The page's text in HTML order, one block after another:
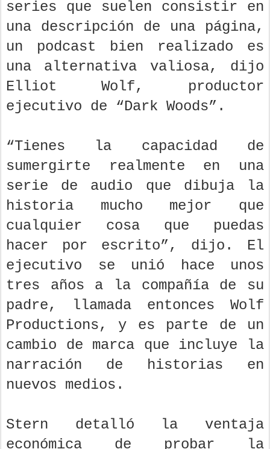
series que suelen consistir en
una descripción de una página,
un podcast bien realizado es
una alternativa valiosa, dijo
Elliot Wolf, productor
ejecutivo de “Dark Woods”.
“Tienes la capacidad de
sumergirte realmente en una
serie de audio que dibuja la
historia mucho mejor que
cualquier cosa que puedas
hacer por escrito”, dijo. El
ejecutivo se unió hace unos
tres años a la compañía de su
padre, llamada entonces Wolf
Productions, y es parte de un
cambio de marca que incluye la
narración de historias en
nuevos medios.
Stern detalló la ventaja
económica de probar la